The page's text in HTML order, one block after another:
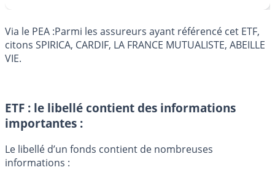
Via le PEA :Parmi les assureurs ayant référencé cet ETF,
citons SPIRICA, CARDIF, LA FRANCE MUTUALISTE, ABEILLE
VIE.
ETF : le libellé contient des informations
importantes :
Le libellé d’un fonds contient de nombreuses
informations :